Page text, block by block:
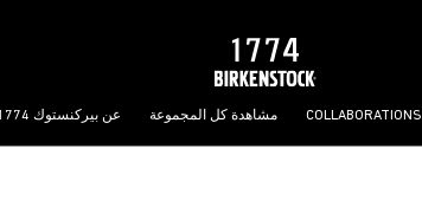
COLLABORATIONS مشاهدة كل المجموعة عن بيركنستوك 1774